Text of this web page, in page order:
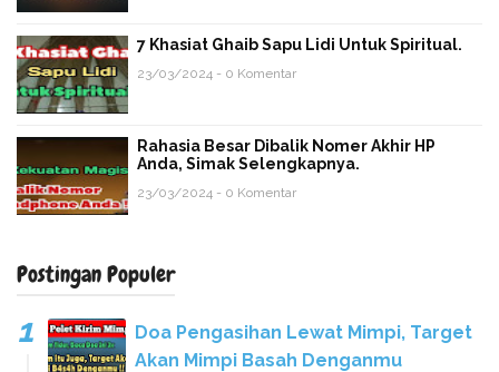
7 Khasiat Ghaib Sapu Lidi Untuk Spiritual.
23/03/2024 - 0 Komentar
Rahasia Besar Dibalik Nomer Akhir HP
Anda, Simak Selengkapnya.
23/03/2024 - 0 Komentar
Postingan Populer
Doa Pengasihan Lewat Mimpi, Target
Akan Mimpi Basah Denganmu